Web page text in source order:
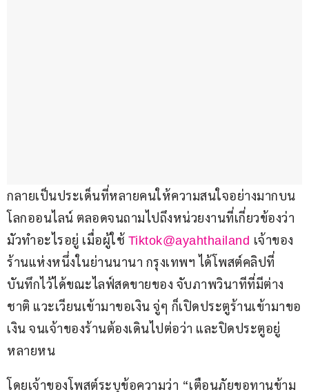
กลายเป็นประเด็นที่หลายคนให้ความสนใจอย่างมากบน
โลกออนไลน์ ตลอดจนถามไปถึงหน่วยงานที่เกี่ยวข้องว่า
มัวทำอะไรอยู่ เมื่อผู้ใช้ Tiktok@ayahthailand เจ้าของ
ร้านแห่งหนึ่งในย่านนานา กรุงเทพฯ ได้โพสต์คลิปที่
บันทึกไว้ได้ขณะไลฟ์สดขายของ จับภาพวินาทีที่มีต่าง
ชาติ แวะเวียนเข้ามาขอเงิน จู่ๆ ก็เปิดประตูร้านเข้ามาขอ
เงิน จนเจ้าของร้านต้องเดินไปต่อว่า และปิดประตูอยู่
หลายหน
โดยเจ้าของโพสต์ระบุข้อความว่า “เตือนภัยขอทานข้าม